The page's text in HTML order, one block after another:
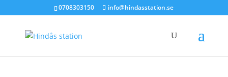
0708303150 info@hindasstation.se